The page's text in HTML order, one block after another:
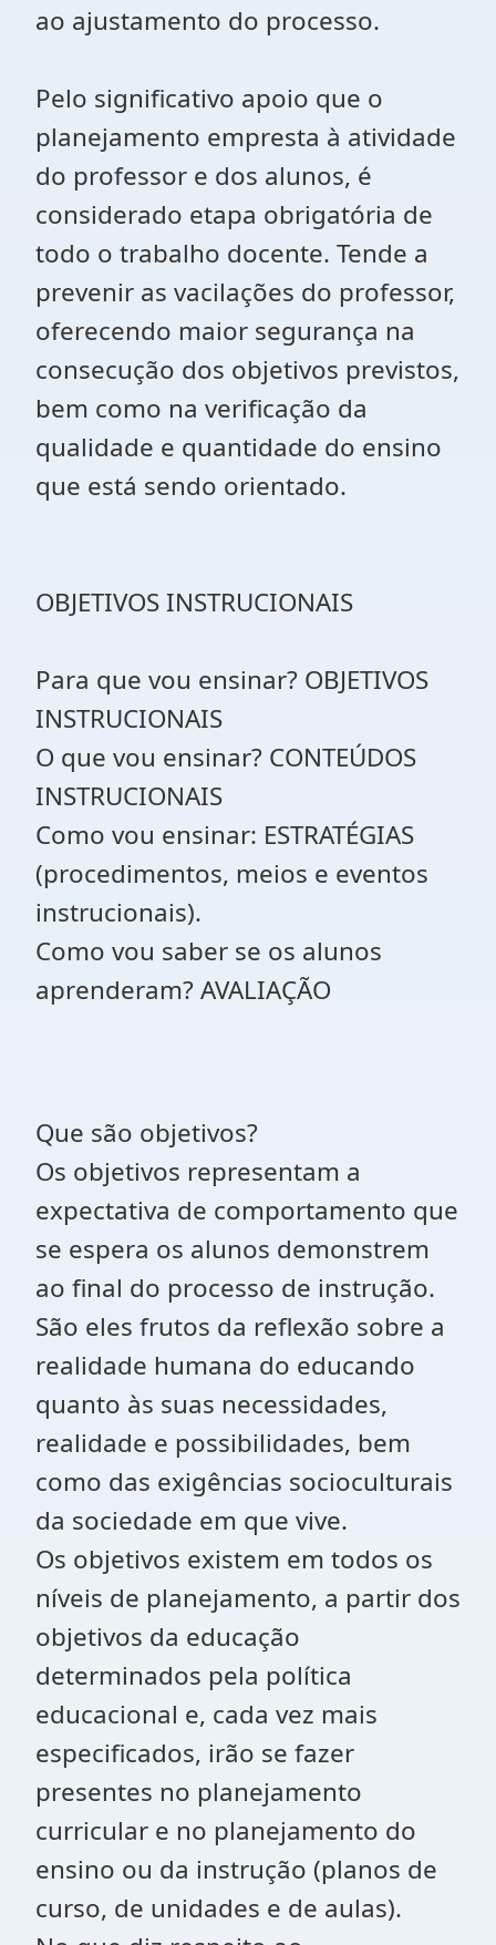
ao ajustamento do processo.
Pelo significativo apoio que o
planejamento empresta à atividade
do professor e dos alunos, é
considerado etapa obrigatória de
todo o trabalho docente. Tende a
prevenir as vacilações do professor,
oferecendo maior segurança na
consecução dos objetivos previstos,
bem como na verificação da
qualidade e quantidade do ensino
que está sendo orientado.
OBJETIVOS INSTRUCIONAIS
Para que vou ensinar? OBJETIVOS
INSTRUCIONAIS
O que vou ensinar? CONTEÚDOS
INSTRUCIONAIS
Como vou ensinar: ESTRATÉGIAS
(procedimentos, meios e eventos
instrucionais).
Como vou saber se os alunos
aprenderam? AVALIAÇÃO
Que são objetivos?
Os objetivos representam a
expectativa de comportamento que
se espera os alunos demonstrem
ao final do processo de instrução.
São eles frutos da reflexão sobre a
realidade humana do educando
quanto às suas necessidades,
realidade e possibilidades, bem
como das exigências socioculturais
da sociedade em que vive.
Os objetivos existem em todos os
níveis de planejamento, a partir dos
objetivos da educação
determinados pela política
educacional e, cada vez mais
especificados, irão se fazer
presentes no planejamento
curricular e no planejamento do
ensino ou da instrução (planos de
curso, de unidades e de aulas).